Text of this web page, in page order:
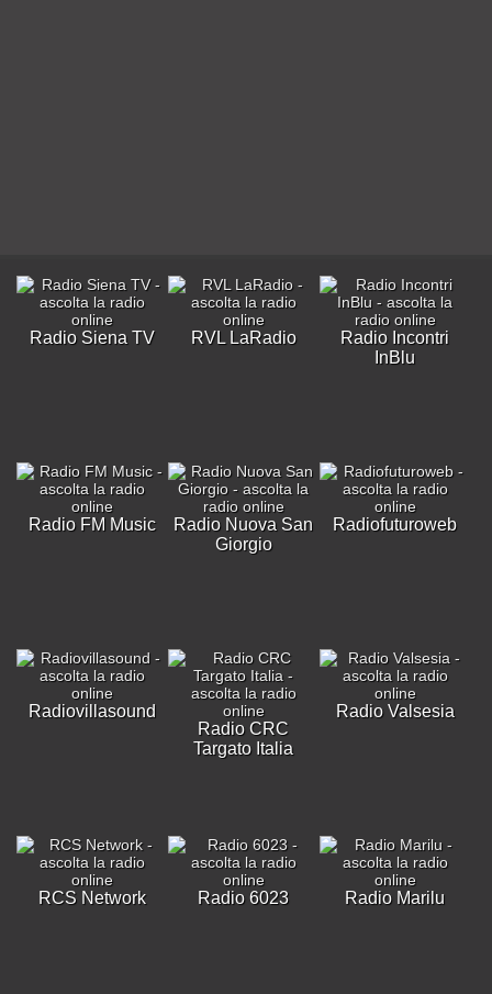
Radio Siena TV RVL LaRadio
Radio Incontri
InBlu
Radio FM Music
Radio Nuova San
Giorgio
Radiofuturoweb
Radiovillasound
Radio CRC
Targato Italia
Radio Valsesia
RCS Network Radio 6023 Radio Marilu